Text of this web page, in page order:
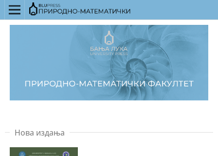
Нова издања